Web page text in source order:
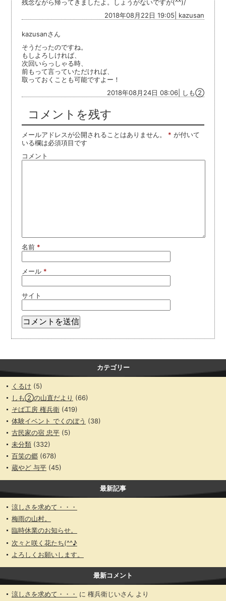
カテゴリー
くるけ (5)
しも②の山直だより (66)
そば工房 権兵衛 (419)
体験イベント でくのぼう (38)
古民家の宿 忠平 (5)
未分類 (332)
百笑の郷 (678)
蔵やど 与平 (45)
最新記事
涼しさを求めて・・・
梅雨の山村。
臨時休業のお知らせ。
次々と咲く花たち(^^♪
よろしくお願いします。
最新コメント
涼しさを求めて・・・ に 権兵衛じいさん より
残念ながら帰ってきましたよ。しょうがないですが(^^)/
2018年08月22日 19:05| kazusan
kazusanさん
そうだったのですね。
もしよろしければ、
次回いらっしゃる時、
前もって言っていただければ、
取っておくことも可能ですよー！
2018年08月24日 08:06| しも②
コメントを残す
メールアドレスが公開されることはありません。 * が付いて
いる欄は必須項目です
コメント
名前 *
メール *
サイト